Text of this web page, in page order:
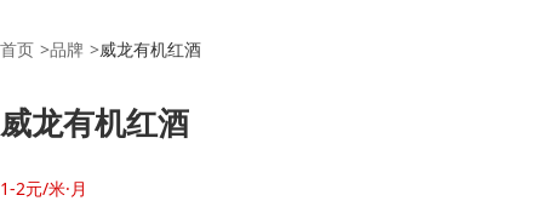
首页 >品牌 >威龙有机红酒
威龙有机红酒
1-2元/米·月